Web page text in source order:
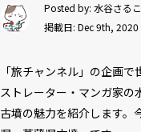
Posted by: 水谷さる
掲載日: Dec 9th, 2020
「旅チャンネル」の企画
ストレーター・マンガ家の
古墳の魅力を紹介します。